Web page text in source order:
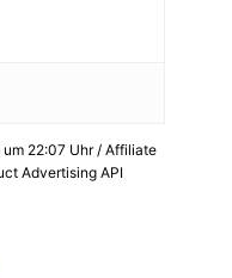
22:07 Uhr / Affiliate
Advertising API